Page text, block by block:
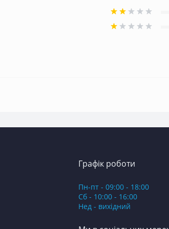
Графік роботи
Пн-пт - 09:00 - 18:00
Сб - 10:00 - 16:00
Нед - вихідний